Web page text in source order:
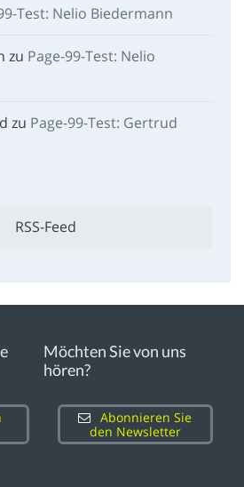
Test: Nelio Biedermann
zu Page-99-Test: Nelio
zu Page-99-Test: Gertrud
RSS-Feed
Möchten Sie von uns
hören?
Abonnieren Sie
den Newsletter